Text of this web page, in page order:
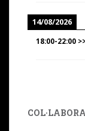
14/08/2026
18:00-22:00